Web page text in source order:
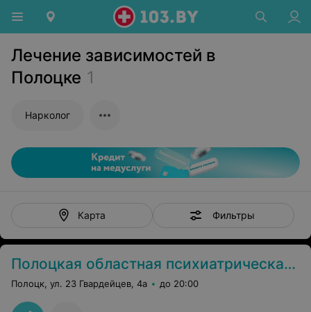
Лечение зависимостей в
Полоцке 1
Нарколог
Карта Фильтры
Полоцкая областная психиатрическая больница
Полоцк, ул. 23 Гвардейцев, 4а до 20:00